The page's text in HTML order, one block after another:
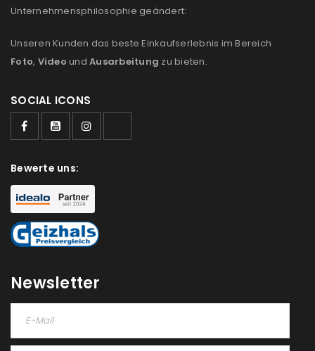
E-Mail-Adresse*
Ein Link zum Erstellen eines neuen Passworts wird an
deine E-Mail-Adresse gesendet.
NEWSLETTER ABONNIEREN
Ich stimme zu
Ja, ich möchte ein Kundenkonto eröffnen und
Unternehmensphilosophie geändert:
Unseren Kunden das beste Einkaufserlebnis im Bereich
Foto, Video und Ausarbeitung zu bieten.
SOCIAL ICONS
Bewerte uns:
Newsletter